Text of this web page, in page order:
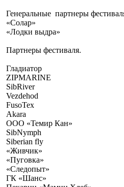
Генеральные партнеры
«Солар»
«Лодки выдра»
Партнеры фестиваля.
Гладиатор
ZIPMARINE
SibRiver
Vezdehod
FusoTex
Akara
ООО «Темир Кан»
SibNymph
Siberian fly
«Живчик»
«Пуговка»
«Следопыт»
ГК «Шанс»